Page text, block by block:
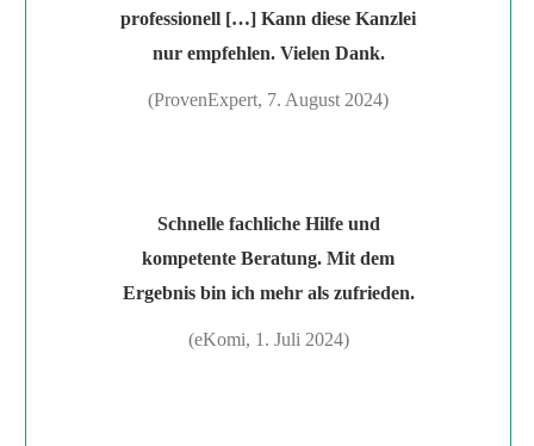
professionell […] Kann diese Kanzlei
nur empfehlen. Vielen Dank.
(ProvenExpert, 7. August 2024)
Schnelle fachliche Hilfe und
kompetente Beratung. Mit dem
Ergebnis bin ich mehr als zufrieden.
(eKomi, 1. Juli 2024)